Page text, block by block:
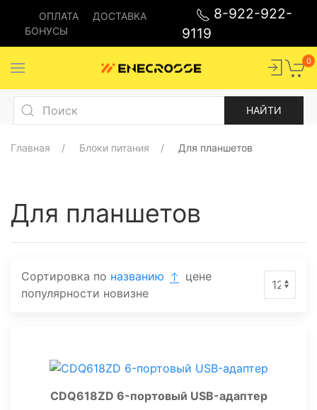
ОПЛАТА
ДОСТАВКА
БОНУСЫ
8-922-922-
9119
0
Главная Блоки питания Для планшетов
Для планшетов
Сортировка по названию
цене
популярности новизне
CDQ618ZD 6-портовый USB-адаптер